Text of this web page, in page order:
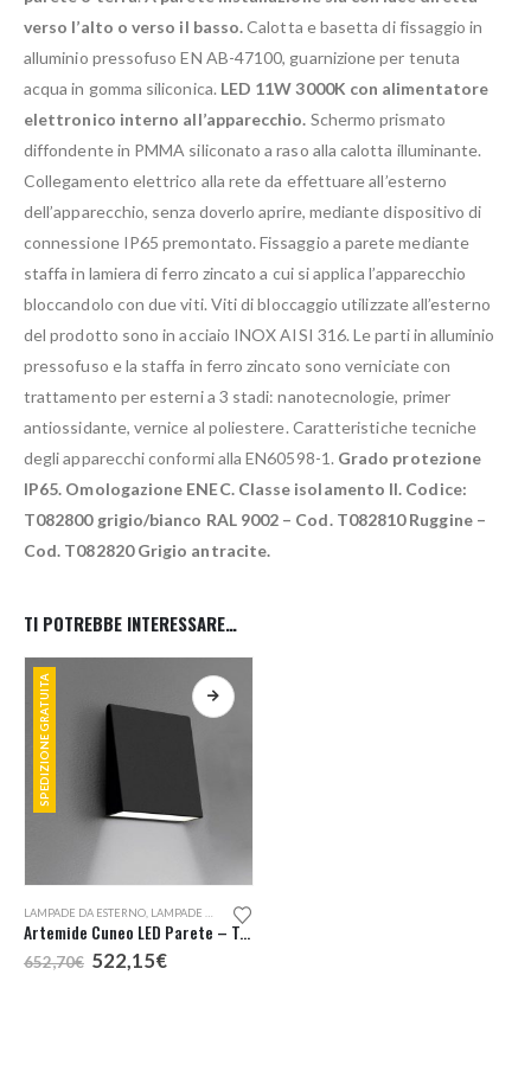
verso l’alto o verso il basso.Calotta e basetta di fissaggio in
alluminio pressofuso EN AB-47100, guarnizione per tenuta
acqua in gomma siliconica. LED 11W 3000K con alimentatore
elettronico interno all’apparecchio. Schermo prismato
diffondente in PMMA siliconato a raso alla calotta illuminante.
Collegamento elettrico alla rete da effettuare all’esterno
dell’apparecchio, senza doverlo aprire, mediante dispositivo di
connessione IP65 premontato. Fissaggio a parete mediante
staffa in lamiera di ferro zincato a cui si applica l’apparecchio
bloccandolo con due viti. Viti di bloccaggio utilizzate all’esterno
del prodotto sono in acciaio INOX AISI 316. Le parti in alluminio
pressofuso e la staffa in ferro zincato sono verniciate con
trattamento per esterni a 3 stadi: nanotecnologie, primer
antiossidante, vernice al poliestere. Caratteristiche tecniche
degli apparecchi conformi alla EN60598-1. Grado protezione
IP65. Omologazione ENEC. Classe isolamento II. Codice:
T082800 grigio/bianco RAL 9002 – Cod. T082810 Ruggine –
Cod. T082820 Grigio antracite.
TI POTREBBE INTERESSARE…
SPEDIZIONE GRATUITA
Questo prodotto ha più varianti. Le opzioni possono essere scelte nella pagina del prodotto
LAMPADE DA ESTERNO LAMPADE DA PARETE
Artemide Cuneo LED Parete – Terra
652,70€ Il
prezzo
522,15€Il